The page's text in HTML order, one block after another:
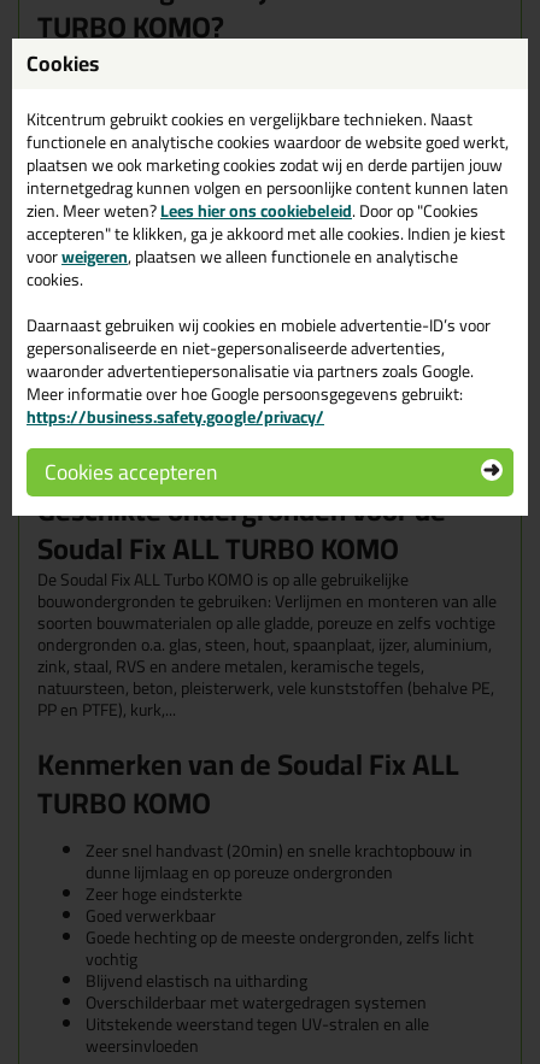
TURBO KOMO?
Op alle gebruikelijke bouwondergronden, voorbehandeld hout,
aluminium, natuursteen, kunststoffen.
Voorbehandeling:Sterk waterbelaste, poreuze ondergronden
voorstrijken met Soudal Primer 150. Niet-poreuze ondergronden
kunnen met Surface Activator voorbehandeld worden.
Fix ALL Turbo is getest op volgende metaalondergronden:
edelstaal, messing, elektrolytisch verzinkt staal, vuurverzinkt
staal, en staal.
Fix ALL Turbo heeft ook een goede hechting op volgende
polyamide, PMMA, glasvezelversterkte epoxy, polyester. Bij het
produceren van kunststoffen worden er zeer vaak
scheidingsmiddelen, processing aids alsmede beschermfolie
gebruikt. Deze moeten voor het verlijmen of afdichten verwijderd
worden. Om een optimale hechting te bekomen is het
aangeraden om het hechtoppervlak voor te behandelen met
Surface Activator.
Geschikte ondergronden voor de
Soudal Fix ALL TURBO KOMO
De Soudal Fix ALL Turbo KOMO is op alle gebruikelijke
bouwondergronden te gebruiken: Verlijmen en monteren van alle
soorten bouwmaterialen op alle gladde, poreuze en zelfs vochtige
ondergronden o.a. glas, steen, hout, spaanplaat, ijzer, aluminium,
zink, staal, RVS en andere metalen, keramische tegels,
natuursteen, beton, pleisterwerk, vele kunststoffen (behalve PE,
PP en PTFE), kurk,...
Kenmerken van de Soudal Fix ALL
TURBO KOMO
Zeer snel handvast (20min) en snelle krachtopbouw in
dunne lijmlaag en op poreuze ondergronden
Zeer hoge eindsterkte
Goed verwerkbaar
Goede hechting op de meeste ondergronden, zelfs licht
vochtig
Blijvend elastisch na uitharding
Overschilderbaar met watergedragen systemen
Uitstekende weerstand tegen UV-stralen en alle
weersinvloeden
Cookies
Kitcentrum gebruikt cookies en vergelijkbare technieken. Naast
functionele en analytische cookies waardoor de website goed werkt,
plaatsen we ook marketing cookies zodat wij en derde partijen jouw
internetgedrag kunnen volgen en persoonlijke content kunnen laten
zien. Meer weten?Lees hier ons cookiebeleid. Door op "Cookies
accepteren" te klikken, ga je akkoord met alle cookies. Indien je kiest
voorweigeren, plaatsen we alleen functionele en analytische
cookies.
Daarnaast gebruiken wij cookies en mobiele advertentie-ID’s voor
gepersonaliseerde en niet-gepersonaliseerde advertenties,
waaronder advertentiepersonalisatie via partners zoals Google.
Meer informatie over hoe Google persoonsgegevens gebruikt:
https://business.safety.google/privacy/
Cookies accepteren